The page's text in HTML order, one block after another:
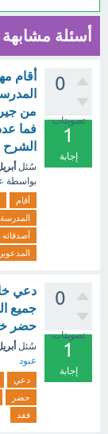
أسئلة مشابهة
0
تصويتات
1
إجابة
أقام
فما
الشرح
سُئل أبريل
بواسطة
أقام
أصدقائه
0
تصويتات
1
إجابة
دعي
جميع
حضر
سُئل
عبود
دعي
حضر
فقد